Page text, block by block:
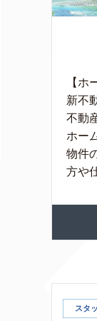
【ホ
新不
不動
ホー
物件
方や
スタ